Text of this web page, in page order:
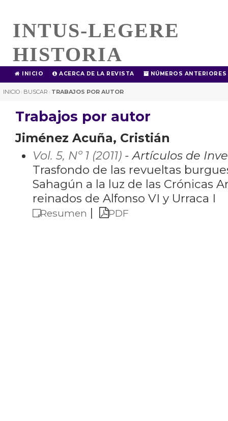
INTUS-LEGERE
HISTORIA
INICIO ACERCA DE LA REVISTA NÚMEROS ANTERIORES
INICIO | BUSCAR | TRABAJOS POR AUTOR
Trabajos por autor
Jiménez Acuña, Cristián
Vol. 5, Nº 1 (2011)- Artículos de
Trasfondo de las revueltas
Sahagún a la luz de las Crónicas
reinados de Alfonso VI y Urraca I
Resumen | PDF